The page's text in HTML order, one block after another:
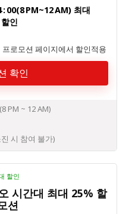
: 00(8 PM~12 AM) 최대
인
로모션 페이지에서 할인적용
확인
PM ~ 12 AM)
시 참여 불가)
할인
시간대 최대 25% 할
션